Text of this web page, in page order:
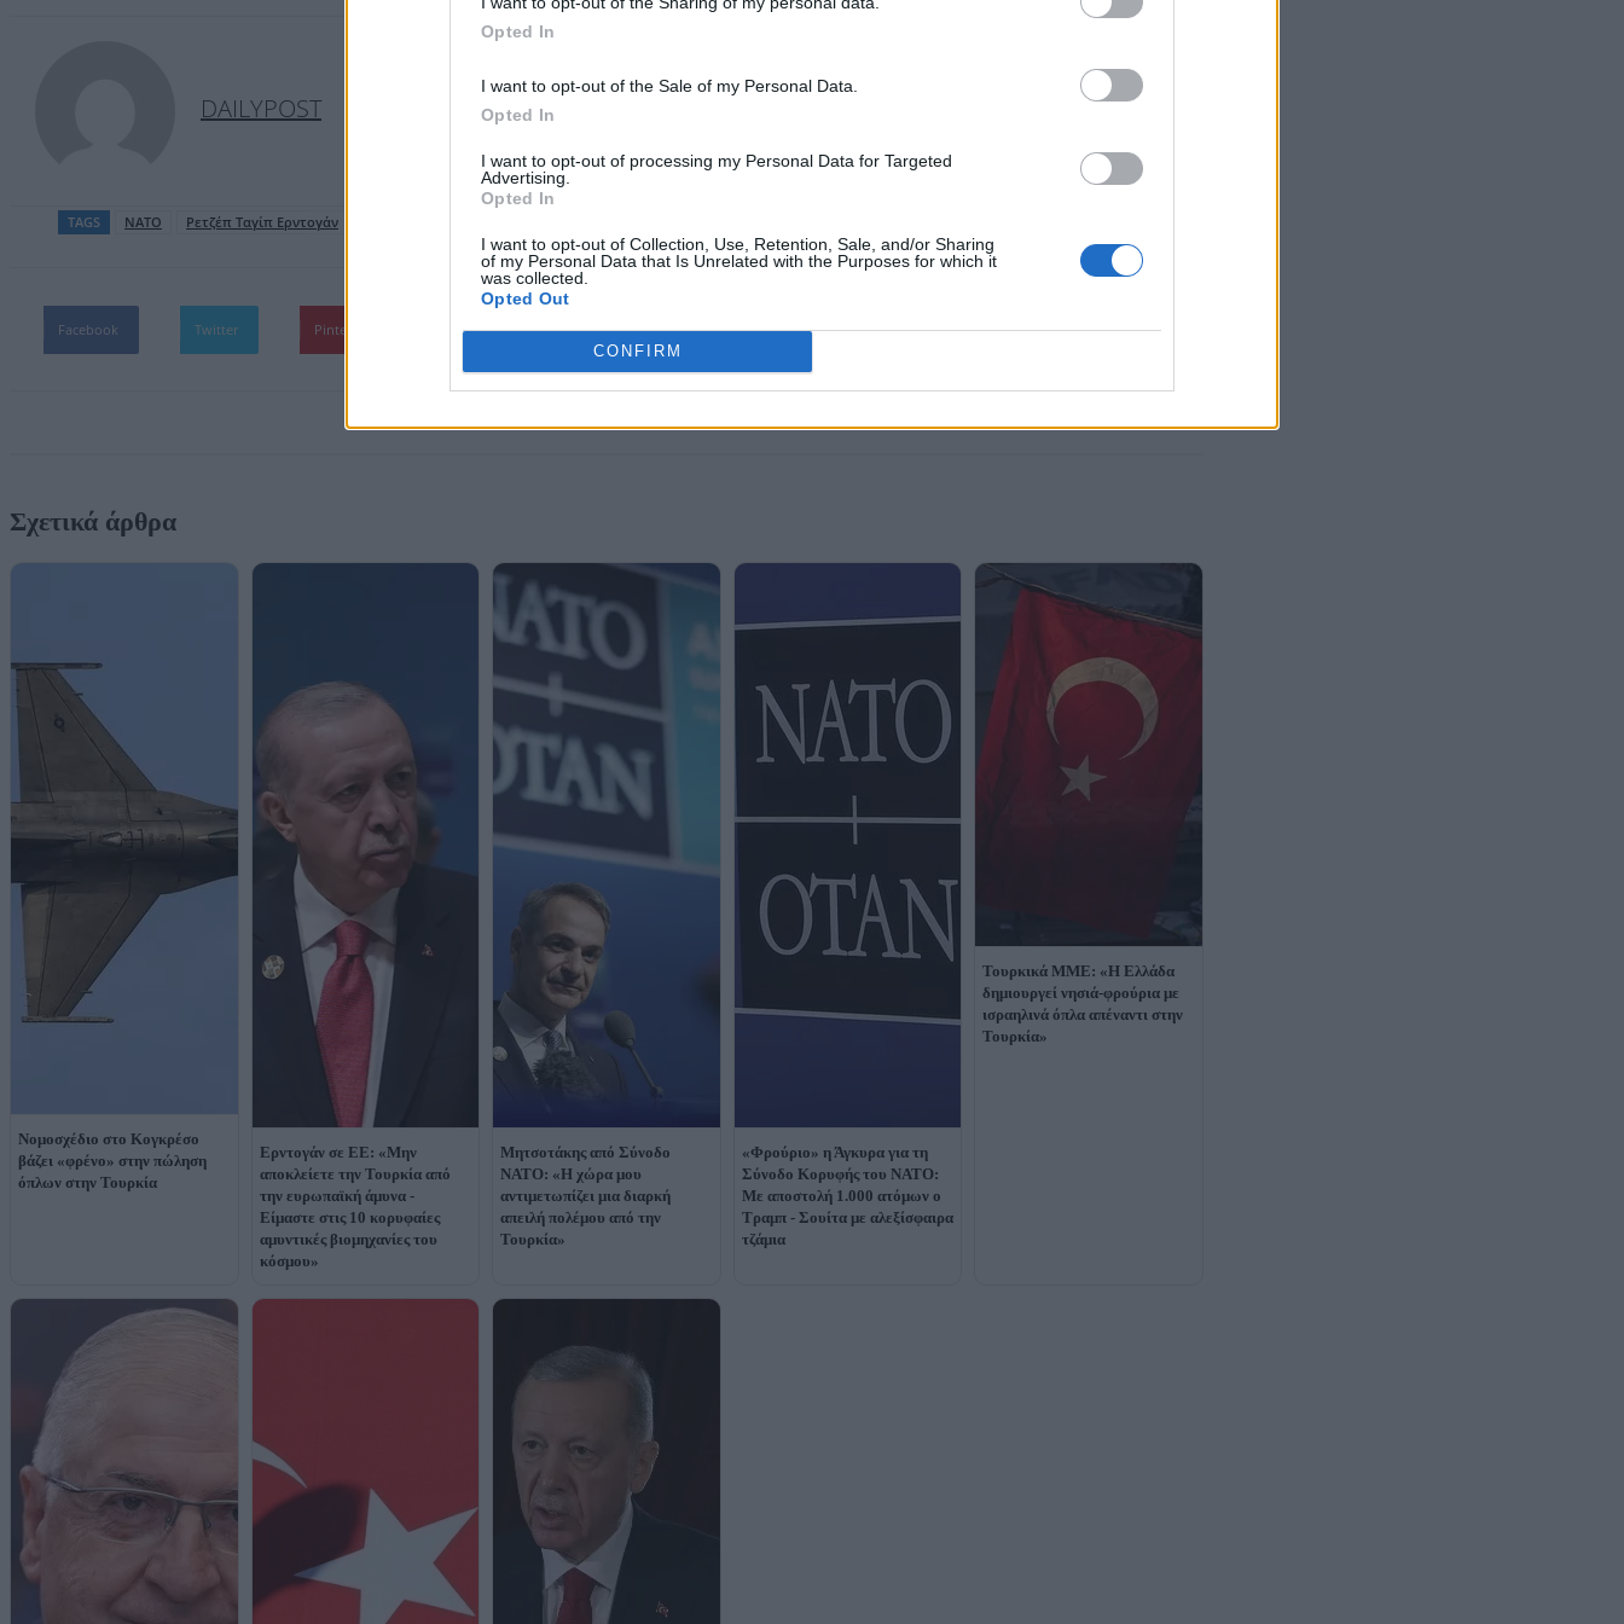
Opted In
I want to opt-out of the Sale of my Personal Data.
Opted In
I want to opt-out of processing my Personal Data for Targeted
Advertising.
Opted In
I want to opt-out of Collection, Use, Retention, Sale, and/or Sharing
of my Personal Data that Is Unrelated with the Purposes for which it
was collected.
Opted Out
CONFIRM
DAILYPOST
TAGS ΝΑΤΟ Ρετζέπ Ταγίπ Ερντογάν
Facebook Twitter Pinterest WhatsApp
Σχετικά άρθρα
Νομοσχέδιο στο Κογκρέσο
βάζει «φρένο» στην πώληση
όπλων στην Τουρκία
Ερντογάν σε ΕΕ: «Μην
αποκλείετε την Τουρκία από
την ευρωπαϊκή άμυνα -
Είμαστε στις 10 κορυφαίες
αμυντικές βιομηχανίες του
κόσμου»
Μητσοτάκης από Σύνοδο
ΝΑΤΟ: «Η χώρα μου
αντιμετωπίζει μια διαρκή
απειλή πολέμου από την
Τουρκία»
«Φρούριο» η Άγκυρα για τη
Σύνοδο Κορυφής του ΝΑΤΟ:
Με αποστολή 1.000 ατόμων ο
Τραμπ - Σουίτα με αλεξίσφαιρα
τζάμια
Τουρκικά ΜΜΕ: «Η Ελλάδα
δημιουργεί νησιά-φρούρια με
ισραηλινά όπλα απέναντι στην
Τουρκία»